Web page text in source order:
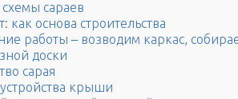
сараев
как основа строительства
работы – возводим каркас,
доски
сарая
крыши